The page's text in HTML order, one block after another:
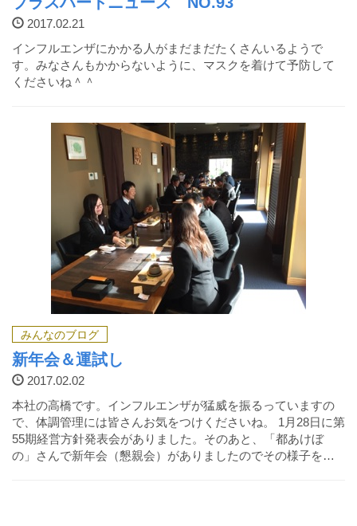
2017.02.21
インフルエンザにかかる人がまだまだたくさんいるようで
す。みなさんもかからないように、マスクを着けて予防して
くださいね＾＾
みんなのブログ
新年会＆運試し
2017.02.02
本社の高橋です。インフルエンザが猛威を振るっていますの
で、体調管理には皆さんお気をつけくださいね。 1月28日に第
55期経営方針発表会がありました。そのあと、「都あけぼ
の」さんで新年会（懇親会）がありましたのでその様子を…